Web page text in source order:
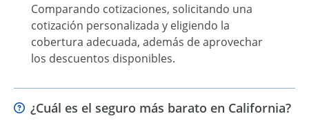
Comparando cotizaciones, solicitando una
cotización personalizada y eligiendo la
cobertura adecuada, además de aprovechar
los descuentos disponibles.
¿Cuál es el seguro más barato en California?